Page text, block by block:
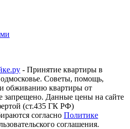
- Принятие квартиры в
Советы, помощь,
обживанию квартиры от
запрещено. Данные цены на сайте
(ст.435 ГК РФ)
согласно Политике
соглашения.